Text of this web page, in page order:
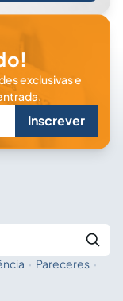
exclusivas e
Inscrever
· Pareceres ·